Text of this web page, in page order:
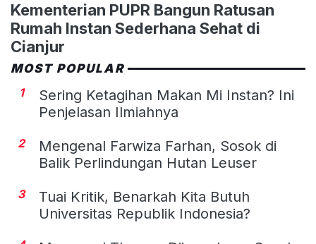
Kementerian PUPR Bangun Ratusan
Rumah Instan Sederhana Sehat di
Cianjur
MOST POPULAR
1
Sering Ketagihan Makan Mi Instan? Ini
Penjelasan Ilmiahnya
2
Mengenal Farwiza Farhan, Sosok di
Balik Perlindungan Hutan Leuser
3
Tuai Kritik, Benarkah Kita Butuh
Universitas Republik Indonesia?